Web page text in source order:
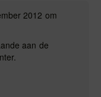
2012 om
aan de